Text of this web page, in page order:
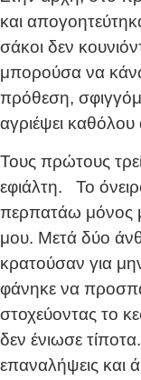
και
σάκοι δεν
μπορούσα να
πρόθεση,
αγριέψει
Τους πρώτους
εφιάλτη. Το
περπατάω μόνος
μου. Μετά δύο
κρατούσαν για
φάνηκε να
στοχεύοντας το
δεν ένιωσε
επαναλήψεις και